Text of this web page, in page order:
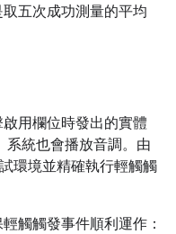
五次成功測量的平均
用欄位時發出的實體
系統也會播放音調。由
環境並精確執行輕觸觸
觸觸發事件順利運作：